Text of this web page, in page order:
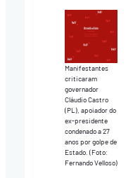
Manifestantes
criticaram
governador
Cláudio Castro
(PL), apoiador do
ex-presidente
condenado a 27
anos por golpe de
Estado. (Foto:
Fernando Velloso)